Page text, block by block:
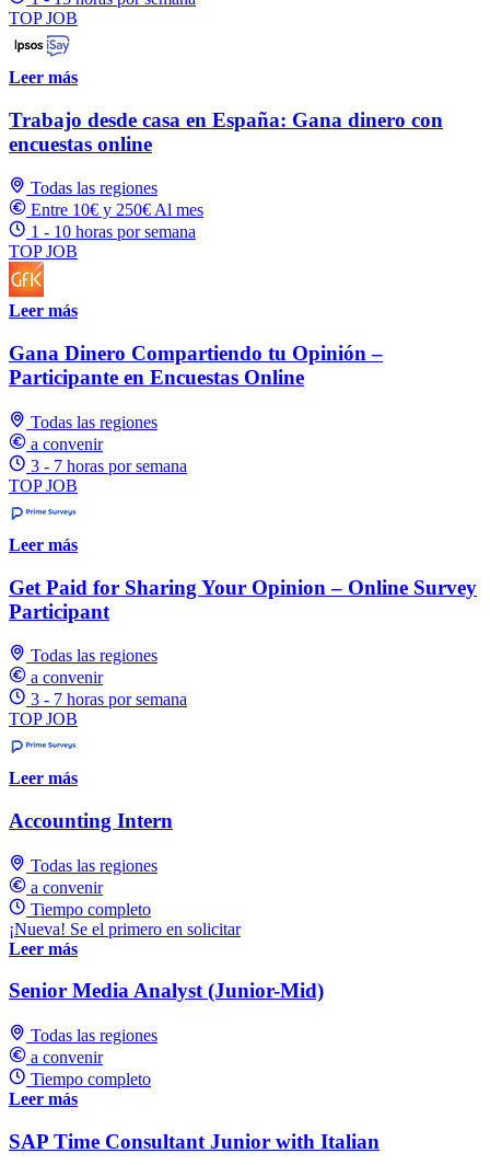
TOP JOB
Leer más
Trabajo desde casa en España: Gana dinero con
encuestas online
Todas las regiones
Entre 10€ y 250€ Al mes
1 - 10 horas por semana
TOP JOB
Leer más
Gana Dinero Compartiendo tu Opinión –
Participante en Encuestas Online
Todas las regiones
a convenir
3 - 7 horas por semana
TOP JOB
Leer más
Get Paid for Sharing Your Opinion – Online Survey
Participant
Todas las regiones
a convenir
3 - 7 horas por semana
TOP JOB
Leer más
Accounting Intern
Todas las regiones
a convenir
Tiempo completo
¡Nueva! Se el primero en solicitar
Leer más
Senior Media Analyst (Junior-Mid)
Todas las regiones
a convenir
Tiempo completo
Leer más
SAP Time Consultant Junior with Italian